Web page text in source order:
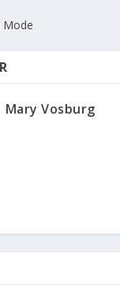
Mode
Mary Vosburg